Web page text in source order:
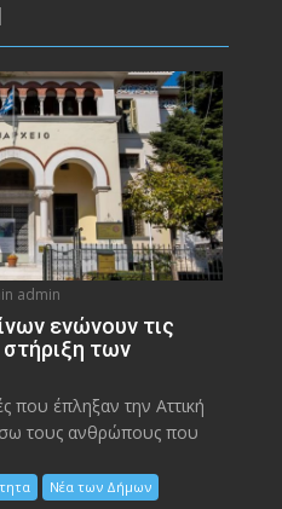
admin
ενώνουν τις
στήριξη των
που έπληξαν την Αττική
τους ανθρώπους που
Νέα των Δήμων